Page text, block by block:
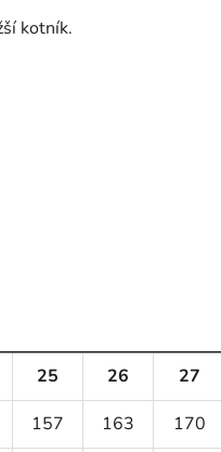
kotník.
25 26
27
157 163
170